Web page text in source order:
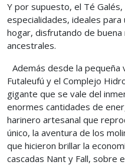
Y por supuesto, el Té
especialidades, ideales
hogar, disfrutando de
ancestrales.
Además desde la pequeña
Futaleufú y el Complejo
gigante que se vale del
enormes cantidades de
harinero artesanal que
único, la aventura de los
que hicieron brillar la
cascadas Nant y Fall, sobre